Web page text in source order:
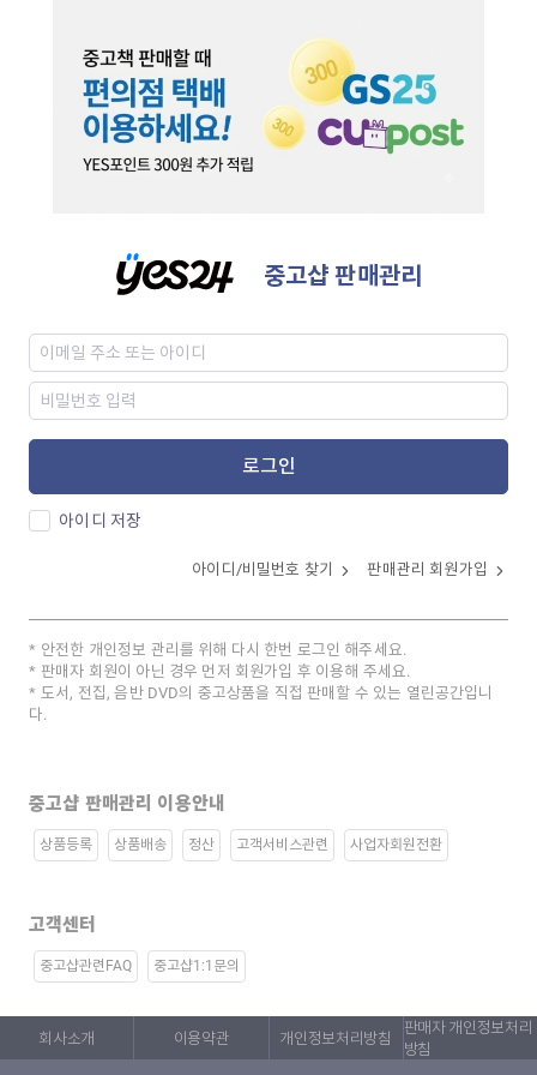
중고샵 판매관리
로그인
아이디 저장
아이디/비밀번호 찾기 판매관리 회원가입
안전한 개인정보 관리를 위해 다시 한번 로그인 해주세요.
판매자 회원이 아닌 경우 먼저 회원가입 후 이용해 주세요.
도서, 전집, 음반 DVD의 중고상품을 직접 판매할 수 있는 열린공간입니
다.
중고샵 판매관리 이용안내
상품등록 상품배송 정산 고객서비스관련 사업자회원전환
고객센터
중고샵관련FAQ 중고샵1:1문의
회사소개 이용약관 개인정보처리방침
판매자 개인정보처리
방침